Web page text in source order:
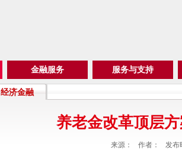
金融服务 服务与支持
经济金融
养老金改革顶层
来源： 作者： 发布